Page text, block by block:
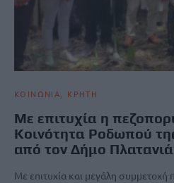
ΚΟΙΝΩΝΙΑ ΚΡΗΤΗ
Με επιτυχία η
Κοινότητα Ροδωπού
από τον Δήμο Πλατανιά
Με επιτυχία και μεγάλη συμμετοχή